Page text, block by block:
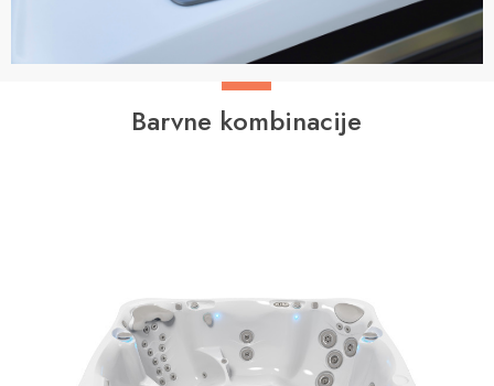
Barvne kombinacije